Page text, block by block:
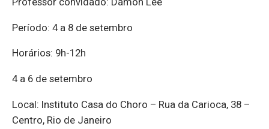
Período: 4 a 8 de setembro
Horários: 9h-12h
4 a 6 de setembro
Local: Instituto Casa do Choro – Rua da Carioca, 38 –
Centro, Rio de Janeiro